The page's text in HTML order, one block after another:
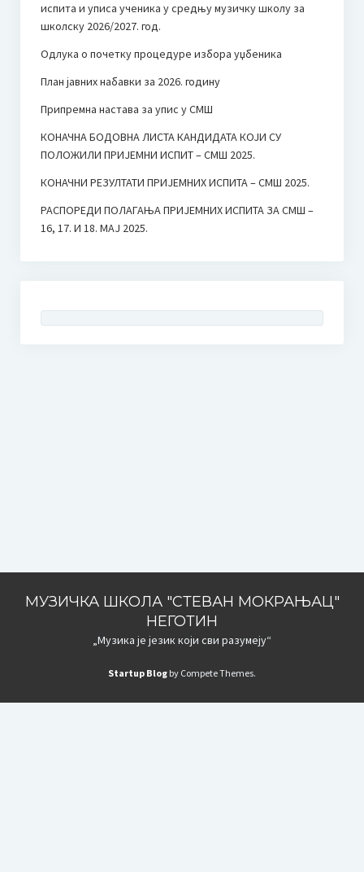
испита и уписа ученика у средњу музичку школу за
школску 2026/2027. год.
Одлука о почетку процедуре избора уџбеника
План јавних набавки за 2026. годину
Припремна настава за упис у СМШ
КОНАЧНА БОДОВНА ЛИСТА КАНДИДАТА КОЈИ СУ
ПОЛОЖИЛИ ПРИЈЕМНИ ИСПИТ – СМШ 2025.
КОНАЧНИ РЕЗУЛТАТИ ПРИЈЕМНИХ ИСПИТА – СМШ 2025.
РАСПОРЕДИ ПОЛАГАЊА ПРИЈЕМНИХ ИСПИТА ЗА СМШ –
16, 17. И 18. МАЈ 2025.
МУЗИЧКА ШКОЛА "СТЕВАН МОКРАЊАЦ"
НЕГОТИН
„Музика је језик који сви разумеју“
Startup Blog by Compete Themes.